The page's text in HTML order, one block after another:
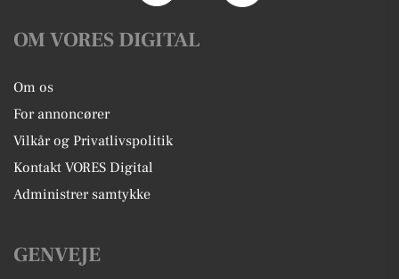
OM VORES DIGITAL
Om os
For annoncører
Vilkår og Privatlivspolitik
Kontakt VORES Digital
Administrer samtykke
GENVEJE